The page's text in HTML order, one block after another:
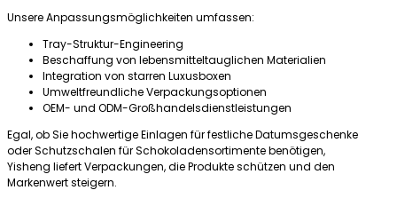
Unsere Anpassungsmöglichkeiten umfassen:
Tray-Struktur-Engineering
Beschaffung von lebensmitteltauglichen Materialien
Integration von starren Luxusboxen
Umweltfreundliche Verpackungsoptionen
OEM- und ODM-Großhandelsdienstleistungen
Egal, ob Sie hochwertige Einlagen für festliche Datumsgeschenke
oder Schutzschalen für Schokoladensortimente benötigen,
Yisheng liefert Verpackungen, die Produkte schützen und den
Markenwert steigern.